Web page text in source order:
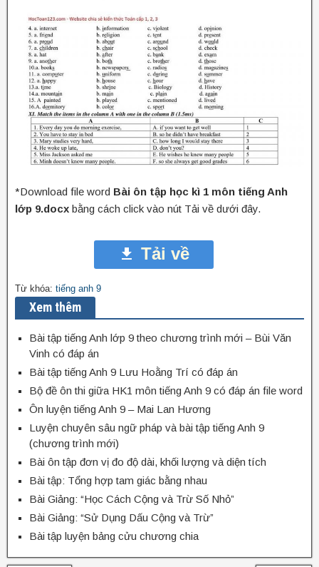
*Download file word Bài ôn tập học kì 1 môn tiếng Anh
lớp 9.docx bằng cách click vào nút Tải về dưới đây.
Tải về
Từ khóa: tiếng anh 9
Xem thêm
Bài tập tiếng Anh lớp 9 theo chương trình mới – Bùi Văn
Vinh có đáp án
Bài tập tiếng Anh 9 Lưu Hoằng Trí có đáp án
Bộ đề ôn thi giữa HK1 môn tiếng Anh 9 có đáp án file word
Ôn luyện tiếng Anh 9 – Mai Lan Hương
Luyện chuyên sâu ngữ pháp và bài tập tiếng Anh 9
(chương trình mới)
Bài ôn tập đơn vị đo độ dài, khối lượng và diện tích
Bài tập: Tổng hợp tam giác bằng nhau
Bài Giảng: “Học Cách Cộng và Trừ Số Nhỏ”
Bài Giảng: “Sử Dụng Dấu Cộng và Trừ”
Bài tập luyện bảng cửu chương chia